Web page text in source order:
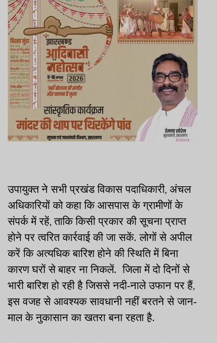
उपायुक्त ने सभी प्रखंड विकास पदाधिकारी, अंचल
अधिकारियों को कहा कि आसपास के ग्रामीणों के
संपर्क में रहें,ताकि किसी प्रकार की सूचना प्राप्त
होने पर त्वरित कार्रवाई की जा सकें. लोगों से अपील
करें कि अत्यधिक बारिश होने की स्थिति में बिना
कारण घरों से बाहर ना निकलें. जिला में दो दिनों से
भारी बारिश हो रही है जिससे नदी-नाले उफान पर हैं,
इस वजह से आवश्यक सावधानी नहीं बरतने से जान-
माल के नुकासान का खतरा बना रहता है़.